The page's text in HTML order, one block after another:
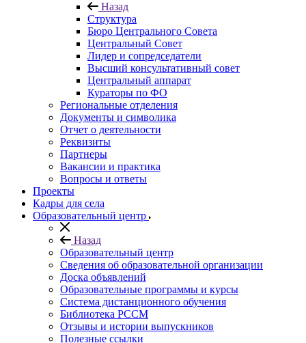
Назад
Структура
Бюро Центрального Совета
Центральный Совет
Лидер и сопредседатели
Высший консультативный совет
Центральный аппарат
Кураторы по ФО
Региональные отделения
Документы и символика
Отчет о деятельности
Реквизиты
Партнеры
Вакансии и практика
Вопросы и ответы
Проекты
Кадры для села
Образовательный центр
Назад
Образовательный центр
Сведения об образовательной организации
Доска объявлений
Образовательные программы и курсы
Система дистанционного обучения
Библиотека РССМ
Отзывы и истории выпускников
Полезные ссылки